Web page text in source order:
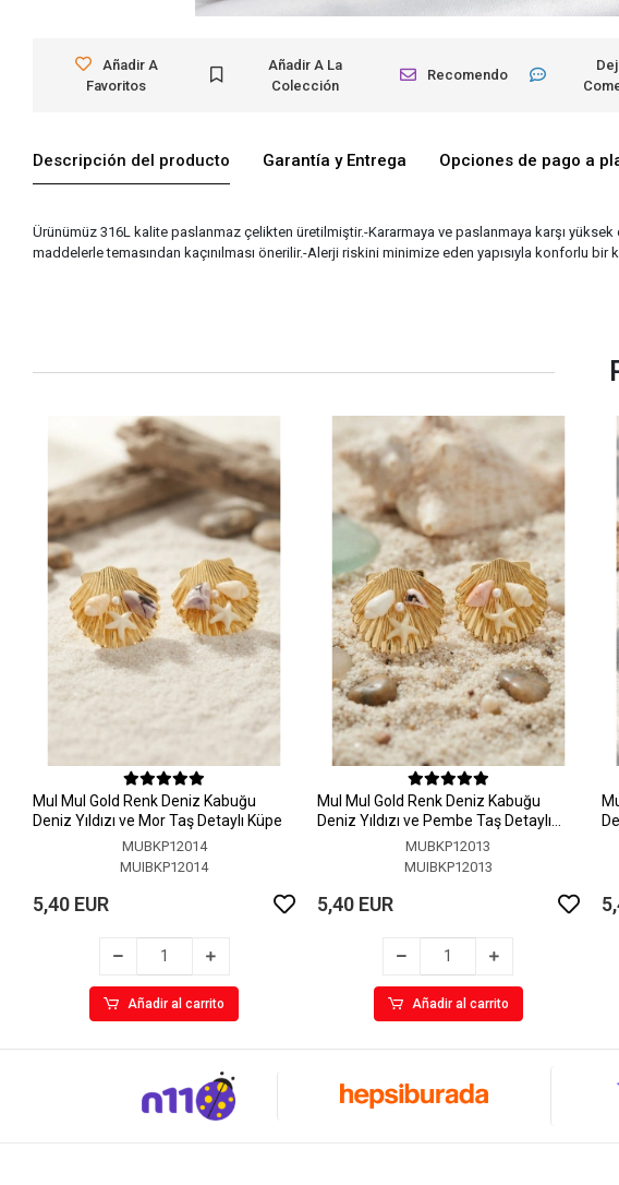
Añadir A
Favoritos
Añadir A La
Colección
Recomendo
Descripción del producto Garantía y Entrega Opciones de pago a
Ürünümüz 316L kalite paslanmaz çelikten üretilmiştir.-Kararmaya ve paslanmaya karşı
maddelerle temasından kaçınılması önerilir.-Alerji riskini minimize eden yapısıyla konforlu bir
MuI MuI Gold Renk Deniz Kabuğu
Deniz Yıldızı ve Mor Taş Detaylı Küpe
MUBKP12014
MUIBKP12014
5,40 EUR
Añadir al carrito
MuI MuI Gold Renk Deniz Kabuğu
Deniz Yıldızı ve Pembe Taş Detaylı
MUBKP12013
MUIBKP12013
5,40 EUR
Añadir al carrito